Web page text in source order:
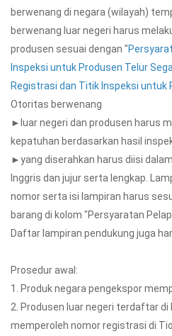
berwenang di negara (wilayah)
berwenang luar negeri harus
produsen sesuai dengan "
Inspeksi untuk Produsen Telur
Registrasi dan Titik Inspeksi untuk
Otoritas berwenang
►luar negeri dan produsen harus
kepatuhan berdasarkan hasil
►yang diserahkan harus diisi
Inggris dan jujur serta lengkap.
nomor serta isi lampiran harus
barang di kolom "Persyaratan
Daftar lampiran pendukung juga
Prosedur awal:
1. Produk negara pengekspor
2. Produsen luar negeri terdaftar di
memperoleh nomor registrasi di